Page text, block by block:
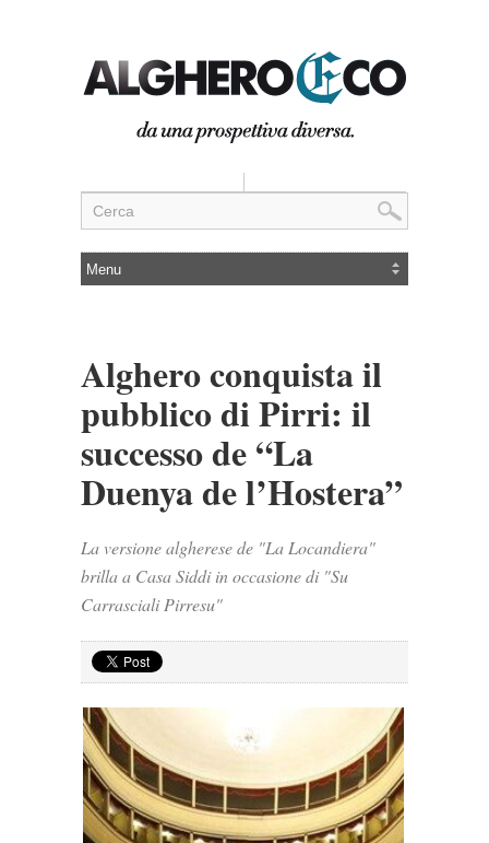
Alghero conquista il
pubblico di Pirri: il
successo de “La
Duenya de l’Hostera”
La versione algherese de "La Locandiera"
brilla a Casa Siddi in occasione di "Su
Carrasciali Pirresu"